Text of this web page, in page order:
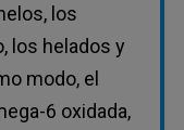
los
los helados y
modo, el
6 oxidada,